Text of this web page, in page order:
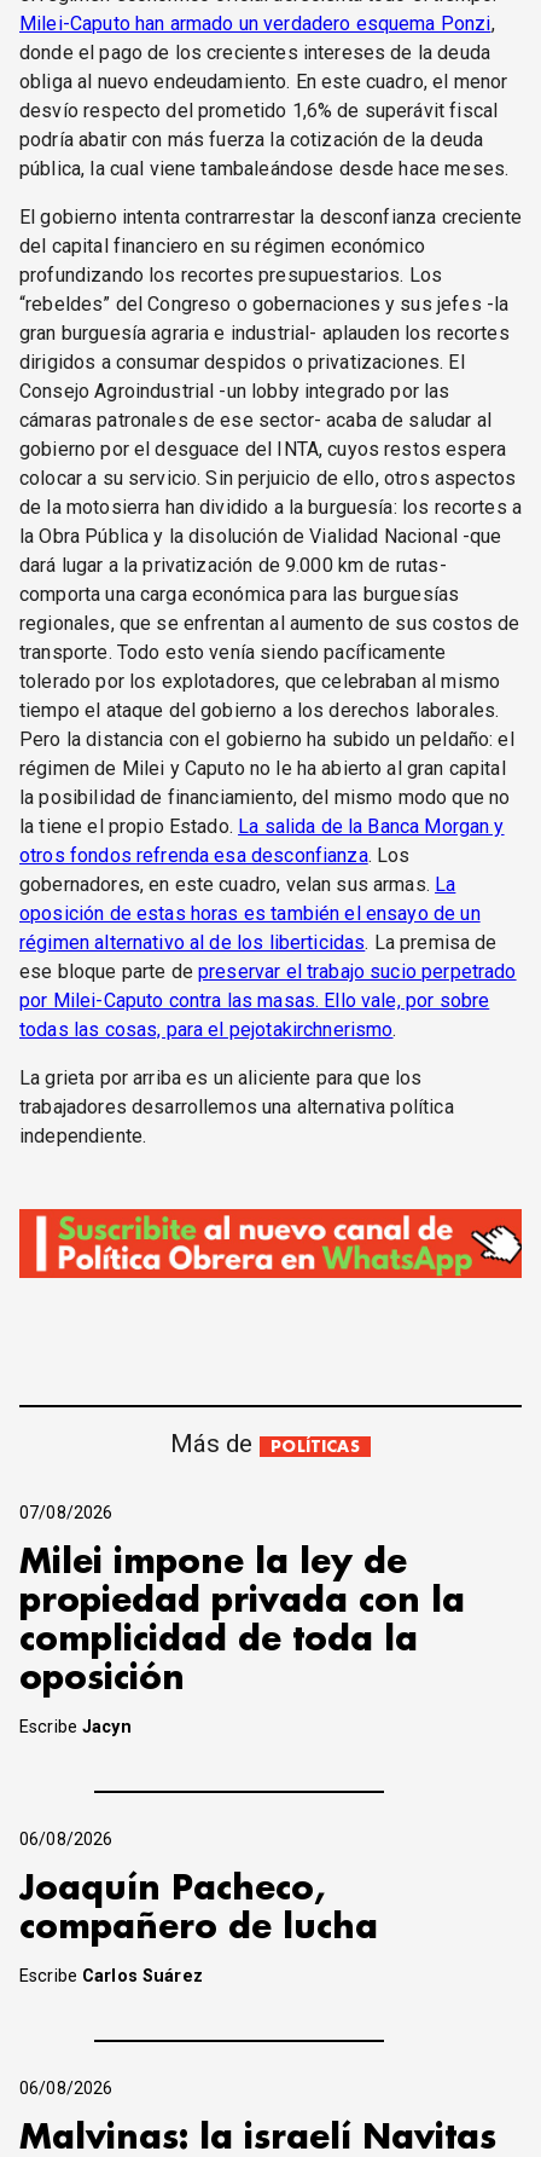
Milei-Caputo han armado un verdadero esquema Ponzi,
donde el pago de los crecientes intereses de la deuda
obliga al nuevo endeudamiento. En este cuadro, el menor
desvío respecto del prometido 1,6% de superávit fiscal
podría abatir con más fuerza la cotización de la deuda
pública, la cual viene tambaleándose desde hace meses.
El gobierno intenta contrarrestar la desconfianza creciente
del capital financiero en su régimen económico
profundizando los recortes presupuestarios. Los
“rebeldes” del Congreso o gobernaciones y sus jefes -la
gran burguesía agraria e industrial- aplauden los recortes
dirigidos a consumar despidos o privatizaciones. El
Consejo Agroindustrial -un lobby integrado por las
cámaras patronales de ese sector- acaba de saludar al
gobierno por el desguace del INTA, cuyos restos espera
colocar a su servicio. Sin perjuicio de ello, otros aspectos
de la motosierra han dividido a la burguesía: los recortes a
la Obra Pública y la disolución de Vialidad Nacional -que
dará lugar a la privatización de 9.000 km de rutas-
comporta una carga económica para las burguesías
regionales, que se enfrentan al aumento de sus costos de
transporte. Todo esto venía siendo pacíficamente
tolerado por los explotadores, que celebraban al mismo
tiempo el ataque del gobierno a los derechos laborales.
Pero la distancia con el gobierno ha subido un peldaño: el
régimen de Milei y Caputo no le ha abierto al gran capital
la posibilidad de financiamiento, del mismo modo que no
la tiene el propio Estado. La salida de la Banca Morgan y
otros fondos refrenda esa desconfianza. Los
gobernadores, en este cuadro, velan sus armas. La
oposición de estas horas es también el ensayo de un
régimen alternativo al de los liberticidas. La premisa de
ese bloque parte depreservar el trabajo sucio perpetrado
por Milei-Caputo contra las masas. Ello vale, por sobre
todas las cosas, para el pejotakirchnerismo.
La grieta por arriba es un aliciente para que los
trabajadores desarrollemos una alternativa política
independiente.
Más de POLÍTICAS
07/08/2026
Milei impone la ley de
propiedad privada con la
complicidad de toda la
oposición
EscribeJacyn
06/08/2026
Joaquín Pacheco,
compañero de lucha
Escribe Carlos Suárez
06/08/2026
Malvinas: la israelí Navitas